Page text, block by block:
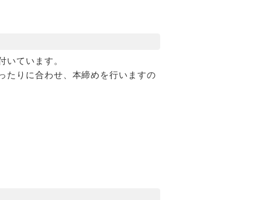
いています。
たりに合わせ、本締めを行いますの